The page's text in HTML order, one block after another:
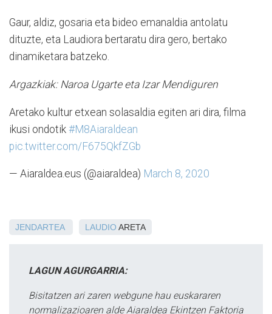
Gaur, aldiz, gosaria eta bideo emanaldia antolatu
dituzte, eta Laudiora bertaratu dira gero, bertako
dinamiketara batzeko.
Argazkiak: Naroa Ugarte eta Izar Mendiguren
Aretako kultur etxean solasaldia egiten ari dira, filma
ikusi ondotik #M8Aiaraldean
pic.twitter.com/F675QkfZGb
— Aiaraldea.eus (@aiaraldea) March 8, 2020
JENDARTEA LAUDIO ARETA
LAGUN AGURGARRIA:
Bisitatzen ari zaren webgune hau euskararen
normalizazioaren alde Aiaraldea Ekintzen Faktoria